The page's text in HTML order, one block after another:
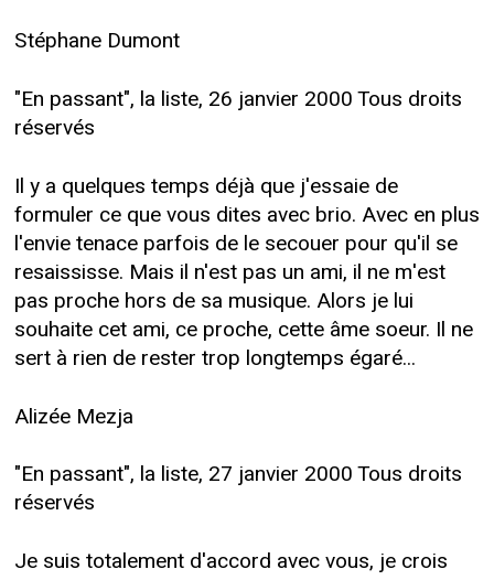
Stéphane Dumont
"En passant", la liste, 26 janvier 2000 Tous droits
réservés
Il y a quelques temps déjà que j'essaie de
formuler ce que vous dites avec brio. Avec en plus
l'envie tenace parfois de le secouer pour qu'il se
resaississe. Mais il n'est pas un ami, il ne m'est
pas proche hors de sa musique. Alors je lui
souhaite cet ami, ce proche, cette âme soeur. Il ne
sert à rien de rester trop longtemps égaré...
Alizée Mezja
"En passant", la liste, 27 janvier 2000 Tous droits
réservés
Je suis totalement d'accord avec vous, je crois